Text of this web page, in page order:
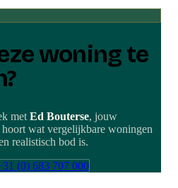
woning te
metEd Bouterse, jouw
hoort wat vergelijkbare woningen
realistisch bod is.
(0) 683 707 000